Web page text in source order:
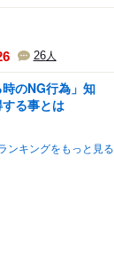
26人
時のNG行為」知
る事とは
ンキングをもっと見る